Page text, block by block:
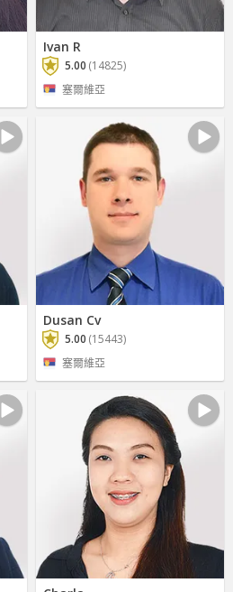
Ivan R
5.00 (14825)
塞爾維亞
Dusan Cv
5.00 (15443)
塞爾維亞